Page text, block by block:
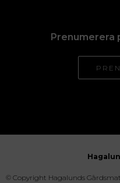
Prenumerera
© Copyright Hagalunds